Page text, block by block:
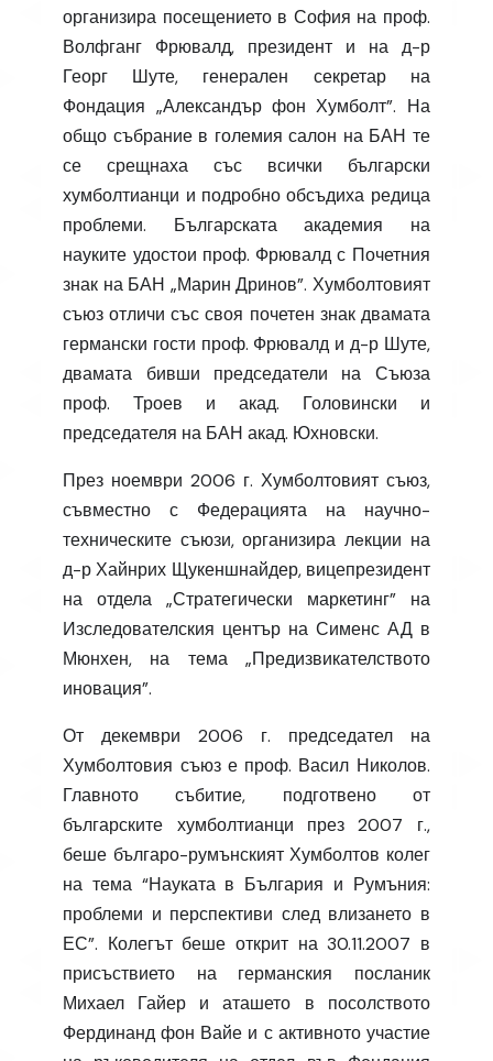
организира посещението в София на проф.
Волфганг Фрювалд, президент и на д-р
Георг Шуте, генерален секретар на
Фондация „Александър фон Хумболт”. На
общо събрание в големия салон на БАН те
се срещнаха със всички български
хумболтианци и подробно обсъдиха редица
проблеми. Българската академия на
науките удостои проф. Фрювалд с Почетния
знак на БАН „Марин Дринов”. Хумболтовият
съюз отличи със своя почетен знак двамата
германски гости проф. Фрювалд и д-р Шуте,
двамата бивши председатели на Съюза
проф. Троев и акад. Головински и
председателя на БАН акад. Юхновски.
През ноември 2006 г. Хумболтовият съюз,
съвместно с Федерацията на научно-
техническите съюзи, организира лeкции на
д-р Хайнрих Щукеншнайдер, вицепрезидент
на отдела „Стратегически маркетинг” на
Изследователския център на Сименс АД в
Мюнхен, на тема „Предизвикателството
иновация”.
От декември 2006 г. председател на
Хумболтовия съюз е проф. Васил Николов.
Главното събитие, подготвено от
българските хумболтианци през 2007 г.,
беше българо-румънският Хумболтов колег
на тема “Науката в България и Румъния:
проблеми и перспективи след влизането в
ЕС”. Колегът беше открит на 30.11.2007 в
присъствието на германския посланик
Михаел Гайер и аташето в посолството
Фердинанд фон Вайе и с активното участие